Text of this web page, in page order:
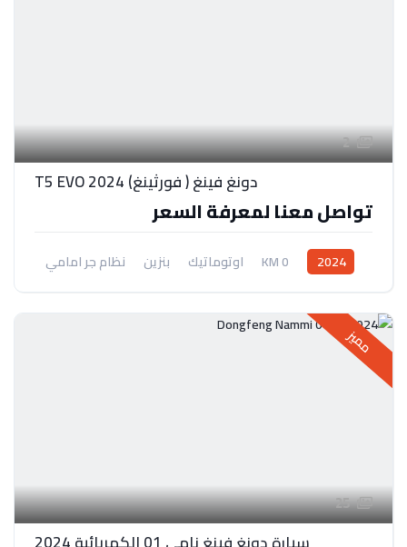
2
دونغ فينغ ( فورثينغ) T5 EVO 2024
تواصل معنا لمعرفة السعر
2024
0 KM اوتوماتيك بنزين نظام جر امامي
مميز
25